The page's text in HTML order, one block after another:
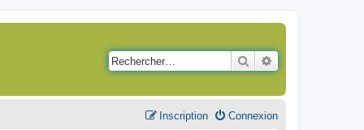
Rechercher
Connexion
Inscription